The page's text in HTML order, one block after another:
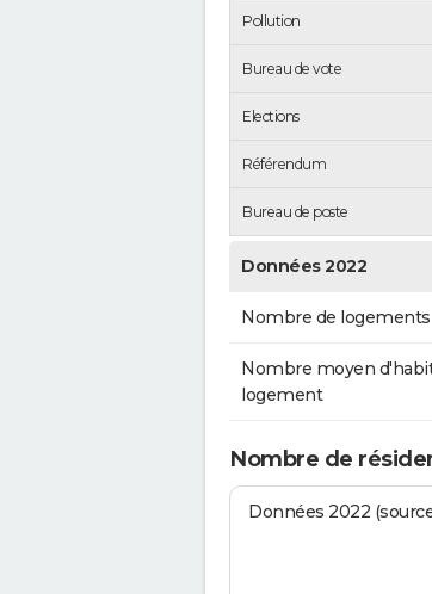
Pollution
Bureau de vote
Elections
Référendum
Bureau de poste
Données 2022
Nombre de logements
Nombre moyen
logement
Nombre de
Données 2022